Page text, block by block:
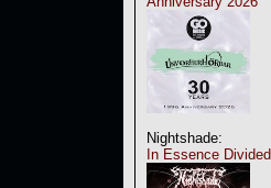
Nightshade:
In Essence Divided